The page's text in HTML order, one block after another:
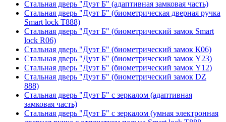
Стальная дверь "Дуэт Б" (адаптивная замковая часть)
Стальная дверь "Дуэт Б" (биометрическая дверная ручка
Smart lock T888)
Стальная дверь "Дуэт Б" (биометрический замок Smart
lock R06)
Стальная дверь "Дуэт Б" (биометрический замок К06)
Стальная дверь "Дуэт Б" (биометрический замок Y23)
Стальная дверь "Дуэт Б" (биометрический замок Y12)
Стальная дверь "Дуэт Б" (биометрический замок DZ
888)
Стальная дверь "Дуэт Б" с зеркалом (адаптивная
замковая часть)
Стальная дверь "Дуэт Б" с зеркалом (умная электронная